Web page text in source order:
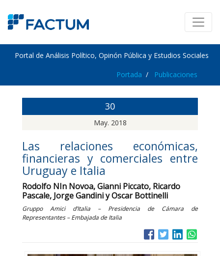
Portal de Análisis Político, Opinón Pública y Estudios Sociales
Portada Publicaciones
30
May. 2018
Las relaciones económicas,
financieras y comerciales entre
Uruguay e Italia
Rodolfo NIn Novoa, Gianni Piccato, Ricardo
Pascale, Jorge Gandini y Oscar Bottinelli
Gruppo Amici d’Italia – Presidencia de Cámara de
Representantes – Embajada de Italia